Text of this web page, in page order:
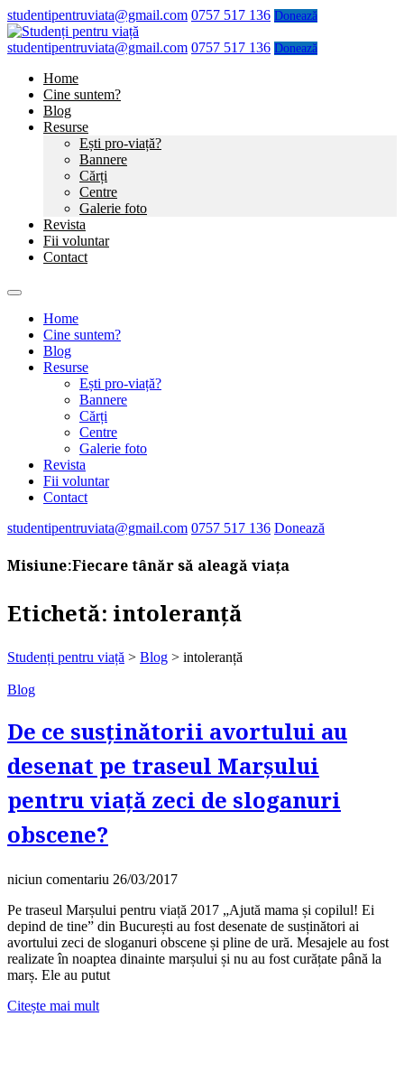
studentipentruviata@gmail.com 0757 517 136 Donează
studentipentruviata@gmail.com 0757 517 136 Donează
Home
Cine suntem?
Blog
Resurse
Ești pro-viață?
Bannere
Cărți
Centre
Galerie foto
Revista
Fii voluntar
Contact
Home
Cine suntem?
Blog
Resurse
Ești pro-viață?
Bannere
Cărți
Centre
Galerie foto
Revista
Fii voluntar
Contact
studentipentruviata@gmail.com 0757 517 136 Donează
Misiune:Fiecare tânăr să aleagă viața
Etichetă: intoleranță
Studenți pentru viață > Blog > intoleranță
Blog
De ce susținătorii avortului au
desenat pe traseul Marșului
pentru viață zeci de sloganuri
obscene?
niciun comentariu 26/03/2017
Pe traseul Marșului pentru viață 2017 „Ajută mama și copilul! Ei
depind de tine” din București au fost desenate de susținători ai
avortului zeci de sloganuri obscene și pline de ură. Mesajele au fost
realizate în noaptea dinainte marșului și nu au fost curățate până la
marș. Ele au putut
Citește mai mult